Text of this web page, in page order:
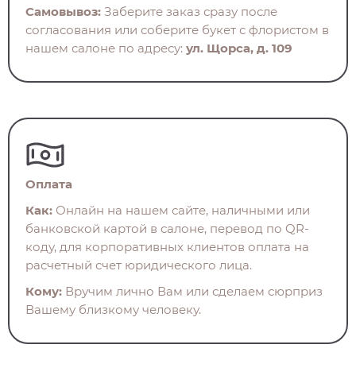
Самовывоз: Заберите заказ сразу после
согласования или соберите букет с флористом в
нашем салоне по адресу: ул. Щорса, д. 109
Оплата
Как: Онлайн на нашем сайте, наличными или
банковской картой в салоне, перевод по QR-
коду, для корпоративных клиентов оплата на
расчетный счет юридического лица.
Кому: Вручим лично Вам или сделаем сюрприз
Вашему близкому человеку.